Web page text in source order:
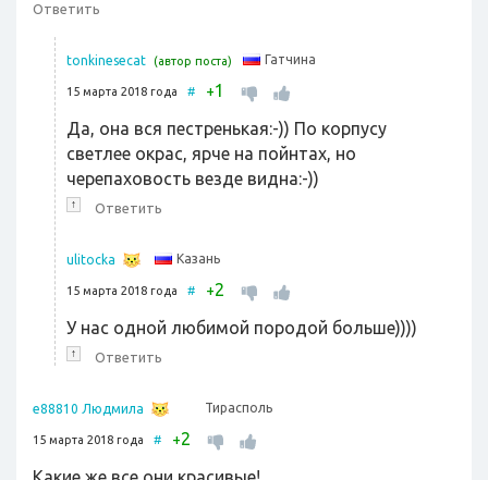
Ответить
tonkinesecat (автор поста) Гатчина
15 марта 2018 года # +1
Да, она вся пестренькая:-)) По корпусу
светлее окрас, ярче на пойнтах, но
черепаховость везде видна:-))
↑ Ответить
ulitocka Казань
15 марта 2018 года # +2
У нас одной любимой породой больше))))
↑ Ответить
e88810 Людмила Тирасполь
15 марта 2018 года # +2